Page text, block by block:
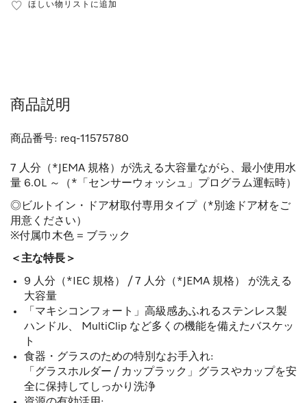
ほしい物リストに追加
商品説明
商品番号: req-11575780
7 人分（*JEMA 規格）が洗える大容量ながら、最小使用水
量 6.0L ～（*「センサーウォッシュ」プログラム運転時）
◎ビルトイン・ドア材取付専用タイプ（*別途ドア材をご
用意ください）
※付属巾木色 = ブラック
＜主な特長＞
9 人分（*IEC 規格） / 7 人分（*JEMA 規格） が洗える
大容量
「マキシコンフォート」高級感あふれるステンレス製
ハンドル、 MultiClip など多くの機能を備えたバスケッ
ト
食器・グラスのための特別なお手入れ:
「グラスホルダー / カップラック」グラスやカップを安
全に保持してしっかり洗浄